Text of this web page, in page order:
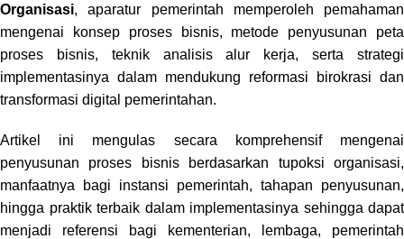
Organisasi, aparatur pemerintah memperoleh pemahaman
mengenai konsep proses bisnis, metode penyusunan peta
proses bisnis, teknik analisis alur kerja, serta strategi
implementasinya dalam mendukung reformasi birokrasi dan
transformasi digital pemerintahan.
Artikel ini mengulas secara komprehensif mengenai
penyusunan proses bisnis berdasarkan tupoksi organisasi,
manfaatnya bagi instansi pemerintah, tahapan penyusunan,
hingga praktik terbaik dalam implementasinya sehingga dapat
menjadi referensi bagi kementerian, lembaga, pemerintah